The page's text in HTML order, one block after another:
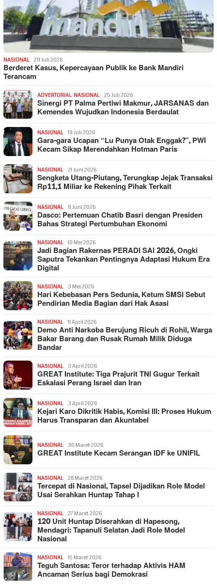
NASIONAL 29 Juli 2026
Berderet Kasus, Kepercayaan Publik ke Bank Mandiri
Terancam
ADVERTORIAL, NASIONAL 25 Juli 2026
Sinergi PT Palma Pertiwi Makmur, JARSANAS dan
Kemendes Wujudkan Indonesia Berdaulat
NASIONAL 19 Juli 2026
Gara-gara Ucapan “Lu Punya Otak Enggak?”, PWI
Kecam Sikap Merendahkan Hotman Paris
NASIONAL 21 Juni 2026
Sengketa Utang-Piutang, Terungkap Jejak Transaksi
Rp11,1 Miliar ke Rekening Pihak Terkait
NASIONAL 9 Juni 2026
Dasco: Pertemuan Chatib Basri dengan Presiden
Bahas Strategi Pertumbuhan Ekonomi
NASIONAL 10 Mei 2026
Jadi Bagian Rakernas PERADI SAI 2026, Ongki
Saputra Tekankan Pentingnya Adaptasi Hukum Era
Digital
NASIONAL 3 Mei 2026
Hari Kebebasan Pers Sedunia, Ketum SMSI Sebut
Pendirian Media Bagian dari Hak Asasi
NASIONAL 11 April 2026
Demo Anti Narkoba Berujung Ricuh di Rohil, Warga
Bakar Barang dan Rusak Rumah Milik Diduga
Bandar
NASIONAL 3 April 2026
GREAT Institute: Tiga Prajurit TNI Gugur Terkait
Eskalasi Perang Israel dan Iran
NASIONAL 3 April 2026
Kejari Karo Dikritik Habis, Komisi III: Proses Hukum
Harus Transparan dan Akuntabel
NASIONAL 30 Maret 2026
GREAT Institute Kecam Serangan IDF ke UNIFIL
NASIONAL 28 Maret 2026
Tercepat di Nasional, Tapsel Dijadikan Role Model
Usai Serahkan Huntap Tahap I
NASIONAL 27 Maret 2026
120 Unit Huntap Diserahkan di Hapesong,
Mendagri: Tapanuli Selatan Jadi Role Model
Nasional
NASIONAL 15 Maret 2026
Teguh Santosa: Teror terhadap Aktivis HAM
Ancaman Serius bagi Demokrasi